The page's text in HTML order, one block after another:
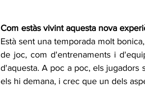
Com estàs vivint aquesta nova
Està sent una temporada molt
de joc, com d'entrenaments i
d'aquesta. A poc a poc, els
els hi demana, i crec que un dels